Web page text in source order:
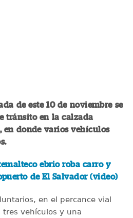
de este 10 de noviembre se
tránsito en la calzada
en donde varios vehículos
ebrio roba carro y
de El Salvador (video)
en el percance vial
vehículos y una